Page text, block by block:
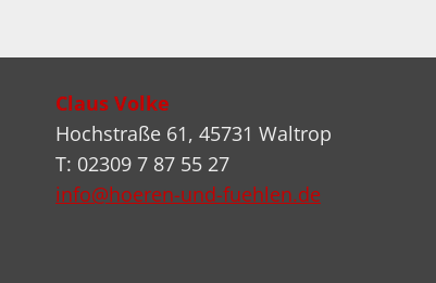
Claus Volke
Hochstraße 61, 45731 Waltrop
T: 02309 7 87 55 27
info@hoeren-und-fuehlen.de